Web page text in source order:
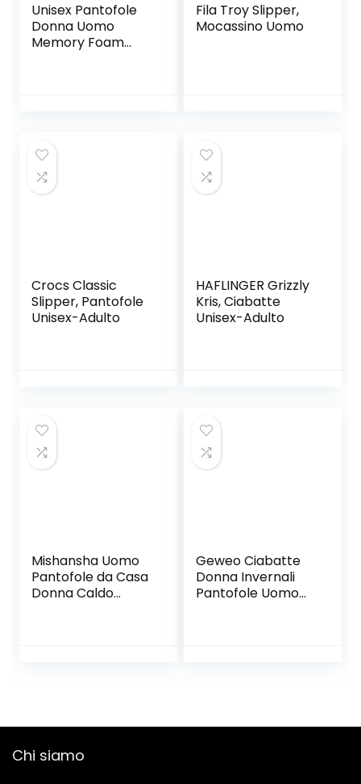
Unisex Pantofole
Donna Uomo
Memory Foam
Fila Troy Slipper,
Mocassino Uomo
Crocs Classic
Slipper, Pantofole
Unisex-Adulto
HAFLINGER Grizzly
Kris, Ciabatte
Unisex-Adulto
Mishansha Uomo
Pantofole da Casa
Donna Caldo
Geweo Ciabatte
Donna Invernali
Pantofole Uomo
Slippers Unisex
Chi siamo